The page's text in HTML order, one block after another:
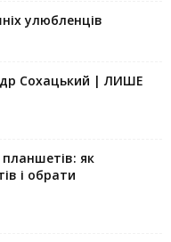
улюбленців
Сохацький | ЛИШЕ
планшетів: як
і обрати